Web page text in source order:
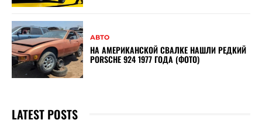
АВТО
НА АМЕРИКАНСКОЙ СВАЛКЕ НАШЛИ РЕДКИЙ
PORSCHE 924 1977 ГОДА (ФОТО)
LATEST POSTS